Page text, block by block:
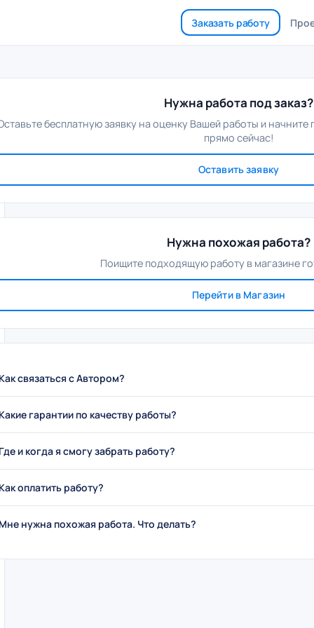
Заказать работу
Нужна работа под заказ?
бесплатную заявку на оценку Вашей работы и
прямо сейчас!
Оставить заявку
Нужна похожая работа?
Поищите подходящую работу в магазине
Перейти в Магазин
Как связаться с Автором?
Какие гарантии по качеству работы?
Где и когда я смогу забрать работу?
Как оплатить работу?
Мне нужна похожая работа. Что делать?